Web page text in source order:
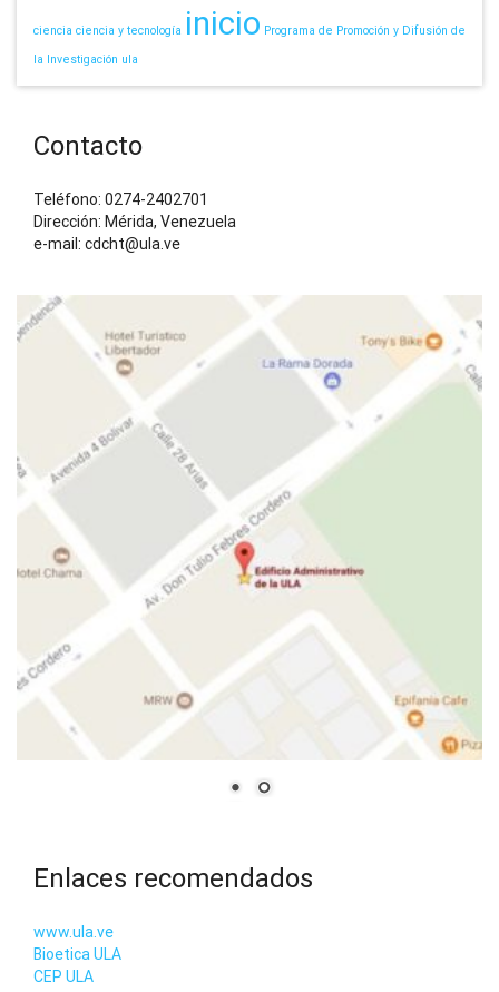
ciencia ciencia y tecnología inicio Programa de Promoción y Difusión de
la Investigación ula
Contacto
Teléfono: 0274-2402701
Dirección: Mérida, Venezuela
e-mail: cdcht@ula.ve
Enlaces recomendados
www.ula.ve
Bioetica ULA
CEP ULA